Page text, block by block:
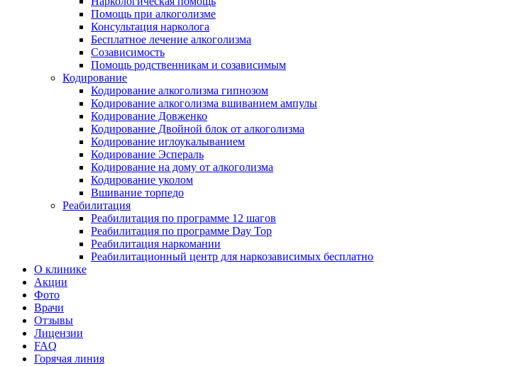
Помощь при алкоголизме
Консультация нарколога
Бесплатное лечение алкоголизма
Созависимость
Помощь родственникам и созависимым
Кодирование
Кодирование алкоголизма гипнозом
Кодирование алкоголизма вшиванием ампулы
Кодирование Довженко
Кодирование Двойной блок от алкоголизма
Кодирование иглоукалыванием
Кодирование Эспераль
Кодирование на дому от алкоголизма
Кодирование уколом
Вшивание торпедо
Реабилитация
Реабилитация по программе 12 шагов
Реабилитация по программе Day Top
Реабилитация наркомании
Реабилитационный центр для наркозависимых бесплатно
О клинике
Акции
Фото
Врачи
Отзывы
Лицензии
FAQ
Горячая линия